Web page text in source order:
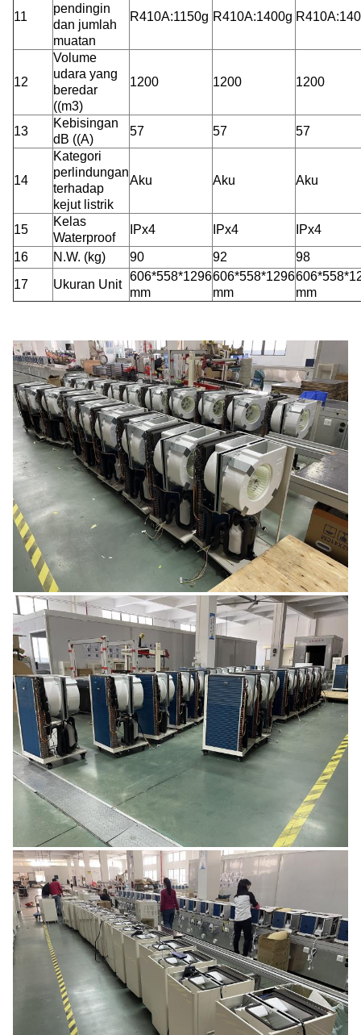
11
pendingin
dan jumlah
muatan
R410A:1150g R410A:1400g
12
Volume
udara yang
beredar
((m3)
1200 1200 1200
13
Kebisingan
dB ((A)
57 57 57
14
Kategori
perlindungan
terhadap
kejut listrik
Aku Aku Aku
15
Kelas
Waterproof
IPx4 IPx4
IPx4
16
N.W. (kg) 90 92
98
17
Ukuran Unit
606*558*1296
mm
606*558*1296
mm
mm